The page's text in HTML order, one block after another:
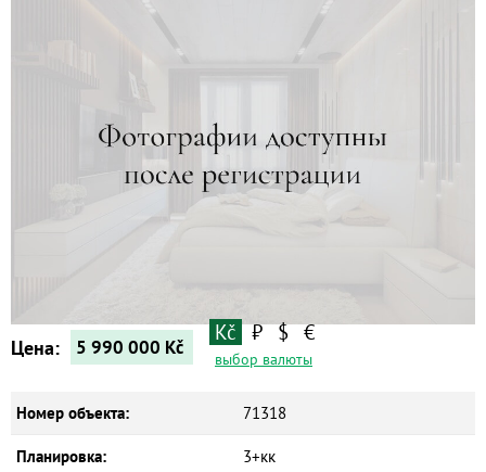
Квартиры
Цена: 5 990 000 Kč
Kč ₽ $ €
выбор валюты
Номер объекта: 71318
Планировка: 3+кк